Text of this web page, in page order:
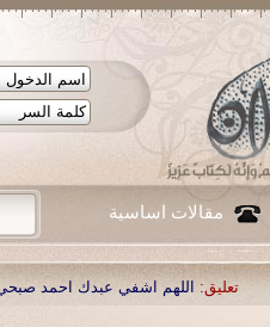
مقالات اساسية
احمد صبحي منصور تعليق: ...
|تعليق: